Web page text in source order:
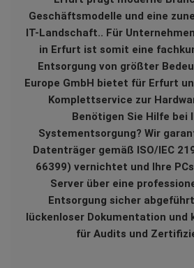
Geschäftsmodelle und eine
IT-Landschaft.. Für
in Erfurt ist somit eine
Entsorgung von größter
Europe GmbH bietet für Erfurt
Komplettservice zur
Benötigen Sie Hilfe bei
Systementsorgung? Wir
Datenträger gemäß ISO/IEC
66399) vernichtet und Ihre
Server über eine
Entsorgung sicher
lückenloser Dokumentation und
für Audits und